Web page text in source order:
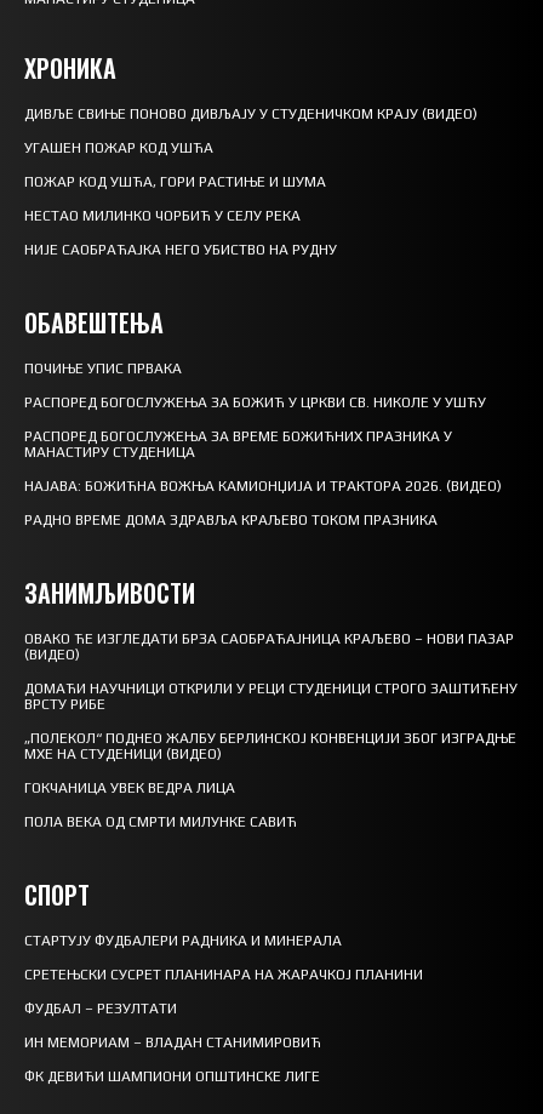
ХРОНИКА
ДИВЉЕ СВИЊЕ ПОНОВО ДИВЉАЈУ У СТУДЕНИЧКОМ КРАЈУ (ВИДЕО)
УГАШЕН ПОЖАР КОД УШЋА
ПОЖАР КОД УШЋА, ГОРИ РАСТИЊЕ И ШУМА
НЕСТАО МИЛИНКО ЧОРБИЋ У СЕЛУ РЕКА
НИЈЕ САОБРАЋАЈКА НЕГО УБИСТВО НА РУДНУ
ОБАВЕШТЕЊА
ПОЧИЊЕ УПИС ПРВАКА
РАСПОРЕД БОГОСЛУЖЕЊА ЗА БОЖИЋ У ЦРКВИ СВ. НИКОЛЕ У УШЋУ
РАСПОРЕД БОГОСЛУЖЕЊА ЗА ВРЕМЕ БОЖИЋНИХ ПРАЗНИКА У
МАНАСТИРУ СТУДЕНИЦА
НАЈАВА: БОЖИЋНА ВОЖЊА КАМИОНЏИЈА И ТРАКТОРА 2026. (ВИДЕО)
РАДНО ВРЕМЕ ДОМА ЗДРАВЉА КРАЉЕВО ТОКОМ ПРАЗНИКА
ЗАНИМЉИВОСТИ
ОВАКО ЋЕ ИЗГЛЕДАТИ БРЗА САОБРАЋАЈНИЦА КРАЉЕВО – НОВИ ПАЗАР
(ВИДЕО)
ДОМАЋИ НАУЧНИЦИ ОТКРИЛИ У РЕЦИ СТУДЕНИЦИ СТРОГО ЗАШТИЋЕНУ
ВРСТУ РИБЕ
„ПОЛЕКОЛ“ ПОДНЕО ЖАЛБУ БЕРЛИНСКОЈ КОНВЕНЦИЈИ ЗБОГ ИЗГРАДЊЕ
МХЕ НА СТУДЕНИЦИ (ВИДЕО)
ГОКЧАНИЦА УВЕК ВЕДРА ЛИЦА
ПОЛА ВЕКА ОД СМРТИ МИЛУНКЕ САВИЋ
СПОРТ
СТАРТУЈУ ФУДБАЛЕРИ РАДНИКА И МИНЕРАЛА
СРЕТЕЊСКИ СУСРЕТ ПЛАНИНАРА НА ЖАРАЧКОЈ ПЛАНИНИ
ФУДБАЛ – РЕЗУЛТАТИ
ИН МЕМОРИАМ – ВЛАДАН СТАНИМИРОВИЋ
ФК ДЕВИЋИ ШАМПИОНИ ОПШТИНСКЕ ЛИГЕ